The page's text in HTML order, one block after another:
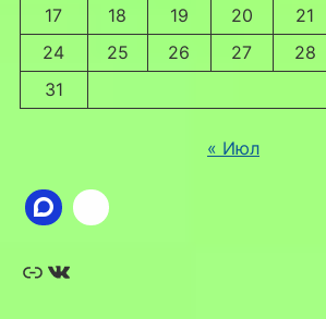
17
18 19 20 21
24
25 26 27 28
31
« Июл
Ссылка